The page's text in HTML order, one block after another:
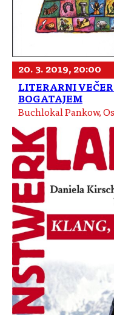
20. 3. 2019, 20:00
LITERARNI
BOGATAJEM
Buchlokal Pankow,